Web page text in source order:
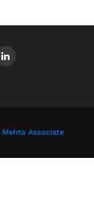
Mehta Associate